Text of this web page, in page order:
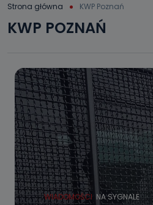
Strona główna KWP Poznań
KWP POZNAŃ
WIADOMOŚCI NA SYGNALE